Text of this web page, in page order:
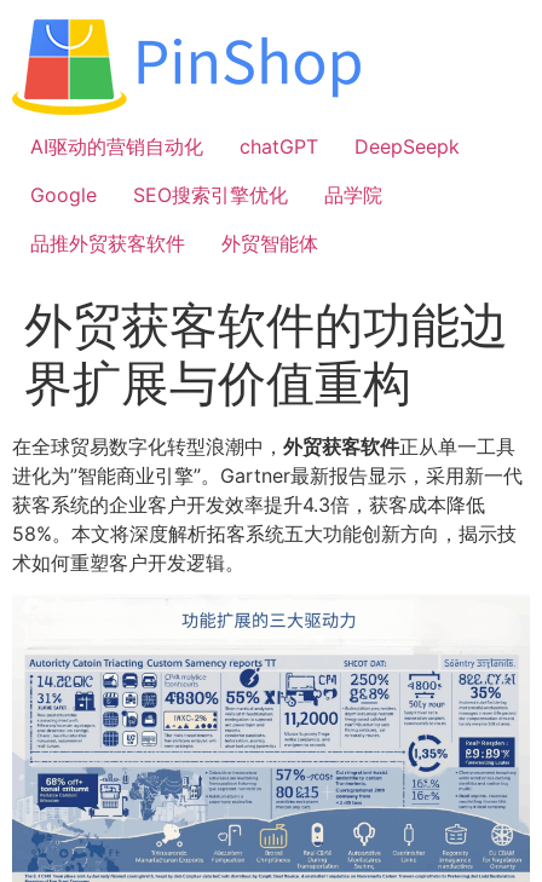
容
AI驱动的营销自动化
chatGPT
DeepSeepk
Google
SEO搜索引擎优化
品学院
品推外贸获客软件
外贸智能体
外贸获客软件的功能边
界扩展与价值重构
在全球贸易数字化转型浪潮中， 外贸获客软件正从单一工具
进化为”智能商业引擎”。Gartner最新报告显示，采用新一代
获客系统的企业客户开发效率提升4.3倍，获客成本降低
58%。本文将深度解析拓客系统五大功能创新方向，揭示技
术如何重塑客户开发逻辑。